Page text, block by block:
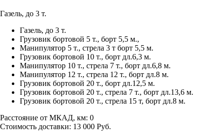
Газель, до 3 т.
Газель, до 3 т.
Грузовик бортовой 5 т., борт 5,5 м.,
Манипулятор 5 т., стрела 3 т борт 5,5 м.
Грузовик бортовой 10 т., борт дл.6,3 м.
Манипулятор 10 т., стрела 7 т., борт дл.6,8 м.
Манипулятор 12 т., стрела 12 т., борт дл.8 м.
Грузовик бортовой 20 т., борт дл.12,5 м.
Грузовик бортовой 20 т., стрела 7 т., борт дл.13,6 м.
Грузовик бортовой 20 т., стрела 15 т, борт дл.8 м.
Расстояние от МКАД, км: 0
Стоимость доставки: 13 000 Руб.